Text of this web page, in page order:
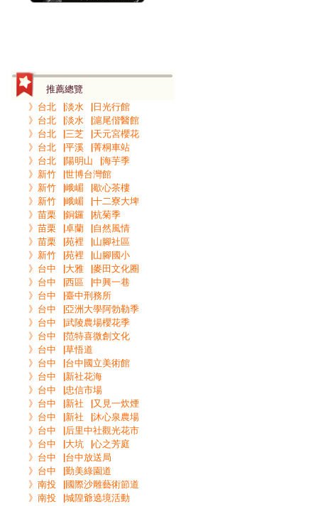
推薦總覽
》台北▕淡水▕日光行館
》台北▕淡水▕滬尾偕醫館
》台北▕三芝▕天元宮櫻花
》台北▕平溪▕菁桐車站
》台北▕陽明山▕海芋季
》新竹▕世博台灣館
》新竹▕峨嵋▕歇心茶樓
》新竹▕峨嵋▕十二寮大埤
》苗栗▕銅鑼▕杭菊季
》苗栗▕卓蘭▕自然風情
》苗栗▕苑裡▕山腳社區
》新竹▕苑裡▕山腳國小
》台中▕大雅▕麥田文化圈
》台中▕西區▕中興一巷
》台中▕臺中刑務所
》台中▕亞洲大學阿勃勒季
》台中▕武陵農場櫻花季
》台中▕范特喜微創文化
》台中▕草悟道
》台中▕台中國立美術館
》台中▕新社花海
》台中▕忠信市場
》台中▕新社▕又見一炊煙
》台中▕新社▕沐心泉農場
》台中▕后里中社觀光花市
》台中▕大坑▕心之芳庭
》台中▕台中放送局
》台中▕勤美綠園道
》南投▕國際沙雕藝術節道
》南投▕城隍爺遶境活動